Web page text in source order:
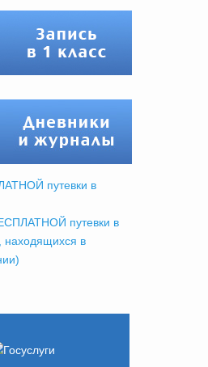
путевки в
путевки в
находящихся в